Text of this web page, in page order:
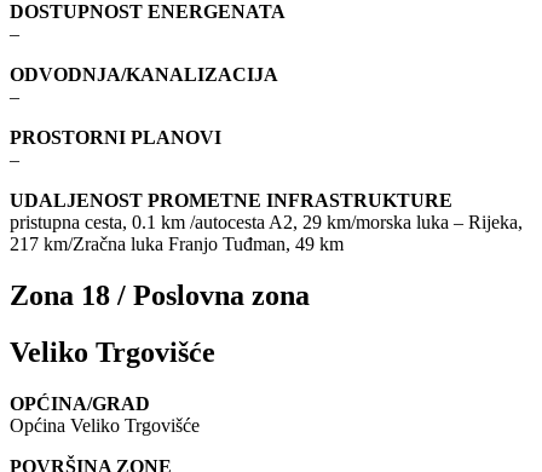
DOSTUPNOST ENERGENATA
–
ODVODNJA/KANALIZACIJA
–
PROSTORNI PLANOVI
–
UDALJENOST PROMETNE INFRASTRUKTURE
pristupna cesta, 0.1 km /autocesta A2, 29 km/morska luka – Rijeka,
217 km/Zračna luka Franjo Tuđman, 49 km
Zona 18 / Poslovna zona
Veliko Trgovišće
OPĆINA/GRAD
Općina Veliko Trgovišće
POVRŠINA ZONE